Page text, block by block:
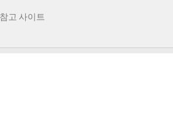
고 사이트